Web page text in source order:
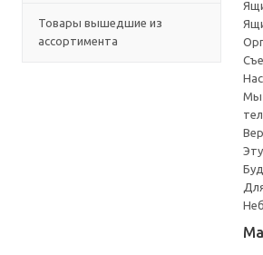
Товары вышедшие из
ассортимента
Мы